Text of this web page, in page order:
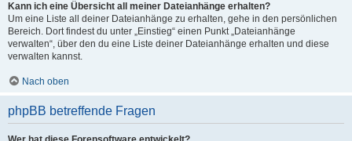
Kann ich eine Übersicht all meiner Dateianhänge erhalten?
Um eine Liste all deiner Dateianhänge zu erhalten, gehe in den persönlichen
Bereich. Dort findest du unter „Einstieg“ einen Punkt „Dateianhänge
verwalten“, über den du eine Liste deiner Dateianhänge erhalten und diese
verwalten kannst.
Nach oben
phpBB betreffende Fragen